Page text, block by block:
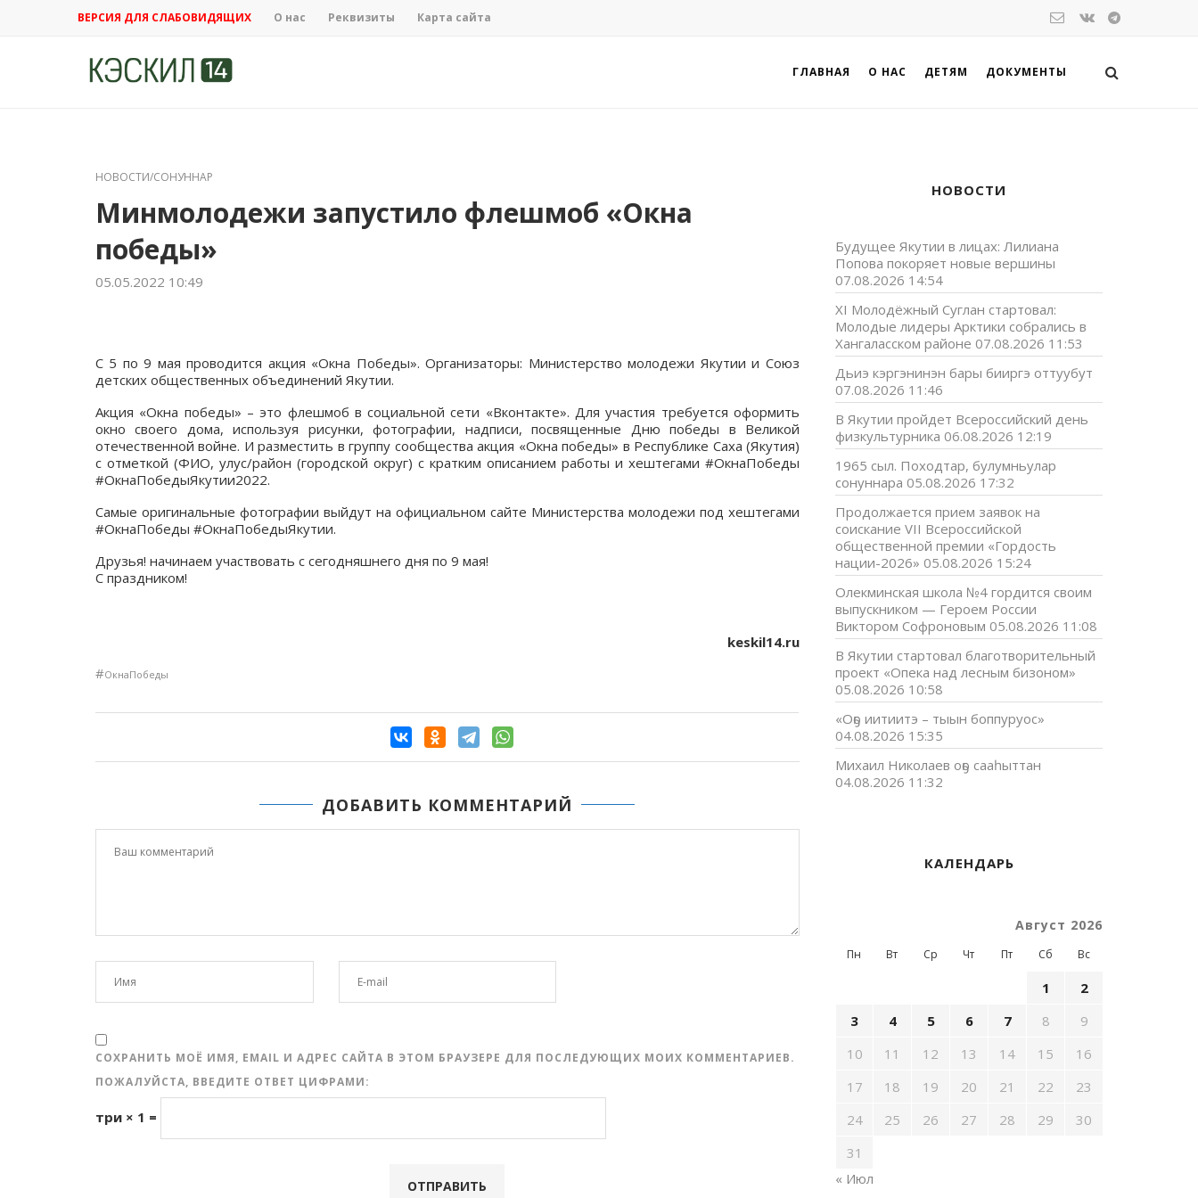
ВЕРСИЯ ДЛЯ СЛАБОВИДЯЩИХ О нас Реквизиты Карта сайта
ГЛАВНАЯ О НАС ДЕТЯМ ДОКУМЕНТЫ
НОВОСТИ/СОНУННАР
Минмолодежи запустило флешмоб «Окна
победы»
05.05.2022 10:49
С 5 по 9 мая проводится акция «Окна Победы». Организаторы: Министерство молодежи Якутии и Союз
детских общественных объединений Якутии.
Акция «Окна победы» – это флешмоб в социальной сети «Вконтакте». Для участия требуется оформить
окно своего дома, используя рисунки, фотографии, надписи, посвященные Дню победы в Великой
отечественной войне. И разместить в группу сообщества акция «Окна победы» в Республике Саха (Якутия)
с отметкой (ФИО, улус/район (городской округ) с кратким описанием работы и хештегами #ОкнаПобеды
#ОкнаПобедыЯкутии2022.
Самые оригинальные фотографии выйдут на официальном сайте Министерства молодежи под хештегами
#ОкнаПобеды #ОкнаПобедыЯкутии.
Друзья! начинаем участвовать с сегодняшнего дня по 9 мая!
С праздником!
keskil14.ru
#ОкнаПобеды
ДОБАВИТЬ КОММЕНТАРИЙ
СОХРАНИТЬ МОЁ ИМЯ, EMAIL И АДРЕС САЙТА В ЭТОМ БРАУЗЕРЕ ДЛЯ ПОСЛЕДУЮЩИХ МОИХ КОММЕНТАРИЕВ.
ПОЖАЛУЙСТА, ВВЕДИТЕ ОТВЕТ ЦИФРАМИ:
три × 1 =
НОВОСТИ
Будущее Якутии в лицах: Лилиана
Попова покоряет новые вершины
07.08.2026 14:54
XI Молодёжный Суглан стартовал:
Молодые лидеры Арктики собрались в
Хангаласском районе 07.08.2026 11:53
Дьиэ кэргэнинэн бары бииргэ оттуубут
07.08.2026 11:46
В Якутии пройдет Всероссийский день
физкультурника 06.08.2026 12:19
1965 сыл. Походтар, булумньулар
сонуннара 05.08.2026 17:32
Продолжается прием заявок на
соискание VII Всероссийской
общественной премии «Гордость
нации-2026» 05.08.2026 15:24
Олекминская школа №4 гордится своим
выпускником — Героем России
Виктором Софроновым 05.08.2026 11:08
В Якутии стартовал благотворительный
проект «Опека над лесным бизоном»
05.08.2026 10:58
«Оҕо иитиитэ – тыын боппуруос»
04.08.2026 15:35
Михаил Николаев оҕо сааһыттан
04.08.2026 11:32
КАЛЕНДАРЬ
Август 2026
Пн Вт Ср Чт Пт Сб Вс
1
2
3
4 5 6 7 8
9
10
11 12 13 14 15
16
17
18 19 20 21 22
23
24
25 26 27 28 29
30
31
« Июл